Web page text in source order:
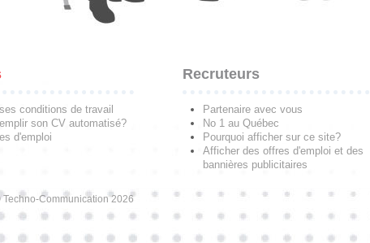
conditions de travail
son CV automatisé?
d'emploi
Recruteurs
Partenaire avec vous
No 1 au Québec
Pourquoi afficher sur ce site?
Afficher des offres d'emploi et des
bannières publicitaires
Communication 2026